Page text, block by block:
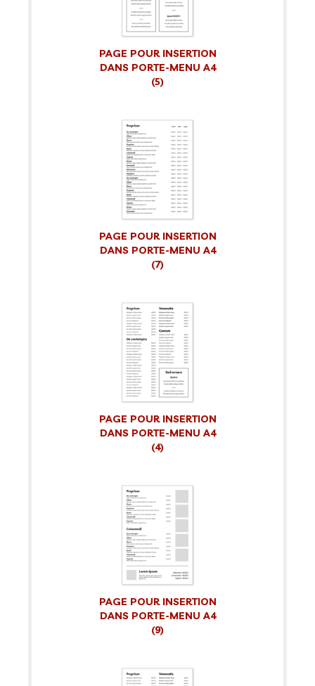
PAGE POUR INSERTION
DANS PORTE-MENU A4
(5)
PAGE POUR INSERTION
DANS PORTE-MENU A4
(7)
PAGE POUR INSERTION
DANS PORTE-MENU A4
(4)
PAGE POUR INSERTION
DANS PORTE-MENU A4
(9)